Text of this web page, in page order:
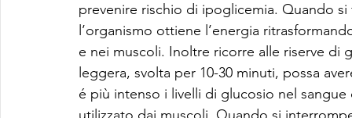
prevenire rischio di ipoglicemia. Quando
l’organismo ottiene l’energia
e nei muscoli. Inoltre ricorre alle riserve di
leggera, svolta per 10-30 minuti, possa
é più intenso i livelli di glucosio nel